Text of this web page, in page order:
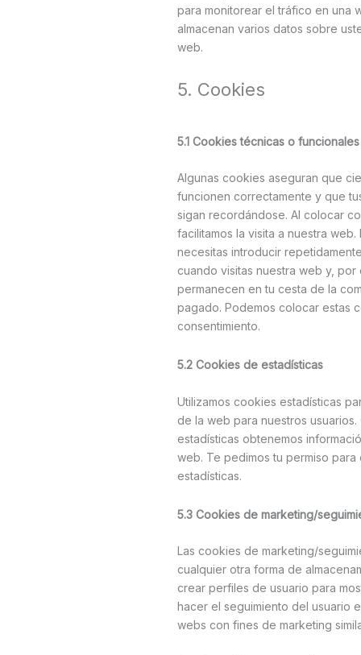
para monitorear el tráfico en una
almacenan varios datos sobre
web.
5. Cookies
5.1 Cookies técnicas o funcionales
Algunas cookies aseguran que
funcionen correctamente y que
sigan recordándose. Al colocar
facilitamos la visita a nuestra web.
necesitas introducir
cuando visitas nuestra web y, por
permanecen en tu cesta de la
pagado. Podemos colocar estas
consentimiento.
5.2 Cookies de estadísticas
Utilizamos cookies estadísticas
de la web para nuestros
estadísticas obtenemos
web. Te pedimos tu permiso
estadísticas.
5.3 Cookies de marketing/
Las cookies de marketing/
cualquier otra forma de
crear perfiles de usuario para
hacer el seguimiento del usuario
webs con fines de marketing